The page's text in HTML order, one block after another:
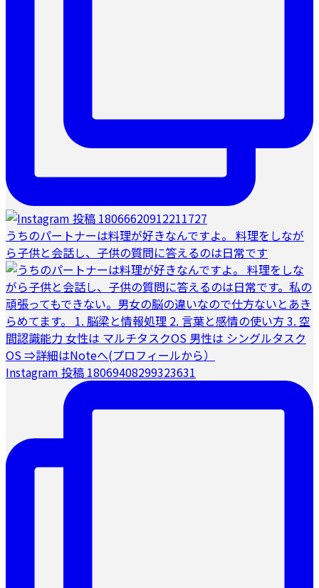
うちのパートナーは料理が好きなんですよ。 料理をしなが
ら子供と会話し、子供の質問に答えるのは日常です
Instagram 投稿 18069408299323631